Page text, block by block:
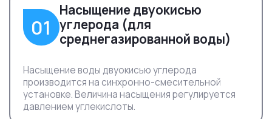
01
Насыщение двуокисью
углерода (для
среднегазированной воды)
Насыщение воды двуокисью углерода
производится на синхронно-смесительной
установке. Величина насыщения регулируется
давлением углекислоты.